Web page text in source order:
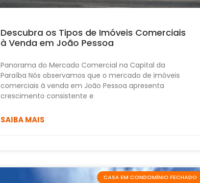
Descubra os Tipos de Imóveis Comerciais
à Venda em João Pessoa
Panorama do Mercado Comercial na Capital da
Paraíba Nós observamos que o mercado de imóveis
comerciais à venda em João Pessoa apresenta
crescimento consistente e
SAIBA MAIS
CASA EM CONDOMÍNIO FECHADO